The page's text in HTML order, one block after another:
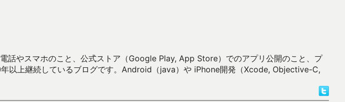
話やスマホのこと、公式ストア（Google Play, App Store）でのアプリ公開のこと、プ
以上継続しているブログです。Android（java）や iPhone開発（Xcode, Objective-C,